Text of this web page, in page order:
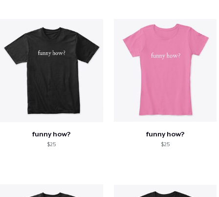
funny how?
$25
funny how?
$25